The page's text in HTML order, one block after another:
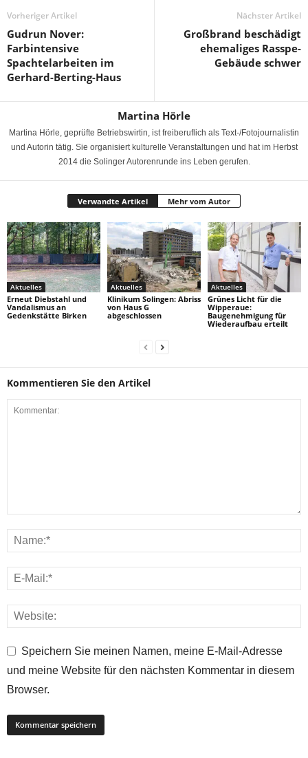
Vorheriger Artikel
Gudrun Nover:
Farbintensive
Spachtelarbeiten im
Gerhard-Berting-Haus
Nächster Artikel
Großbrand beschädigt
ehemaliges Rasspe-
Gebäude schwer
Martina Hörle
Martina Hörle, geprüfte Betriebswirtin, ist freiberuflich als Text-/Fotojournalistin
und Autorin tätig. Sie organisiert kulturelle Veranstaltungen und hat im Herbst
2014 die Solinger Autorenrunde ins Leben gerufen.
Verwandte Artikel Mehr vom Autor
Aktuelles
Erneut Diebstahl und
Vandalismus an
Gedenkstätte Birken
Aktuelles
Klinikum Solingen: Abriss
von Haus G
abgeschlossen
Aktuelles
Grünes Licht für die
Wipperaue:
Baugenehmigung für
Wiederaufbau erteilt
Kommentieren Sie den Artikel
Speichern Sie meinen Namen, meine E-Mail-Adresse
und meine Website für den nächsten Kommentar in diesem
Browser.